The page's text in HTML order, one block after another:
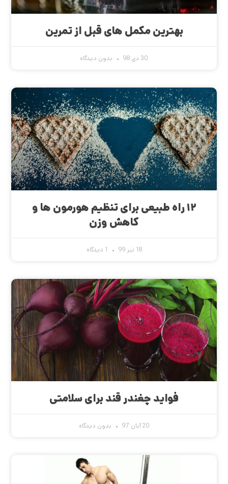
بهترین مکمل های قبل از تمرین
30 دی 98 بدون دیدگاه
۱۲ راه طبیعی برای تنظیم هورمون ها و
کاهش وزن
18 تیر 99
فواید چغندر قند برای سلامتی
20 آبان 97 بدون دیدگاه